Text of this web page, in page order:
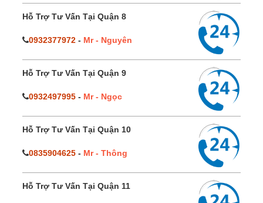
Hỗ Trợ Tư Vấn Tại Quận 8
0932377972 - Mr - Nguyên
Hỗ Trợ Tư Vấn Tại Quận 9
0932497995 - Mr - Ngọc
Hỗ Trợ Tư Vấn Tại Quận 10
0835904625 - Mr - Thông
Hỗ Trợ Tư Vấn Tại Quận 11